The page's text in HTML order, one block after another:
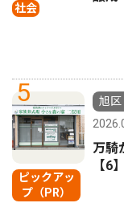
社会
5
ピックアッ
プ（PR）
旭区
万騎
【6